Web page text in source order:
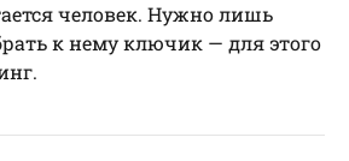
человек. Нужно лишь
к нему ключик — для этого